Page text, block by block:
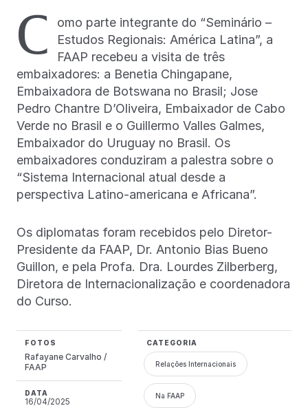
C
omo parte integrante do “Seminário –
Estudos Regionais: América Latina”, a
FAAP recebeu a visita de três
embaixadores: a Benetia Chingapane,
Embaixadora de Botswana no Brasil; Jose
Pedro Chantre D’Oliveira, Embaixador de Cabo
Verde no Brasil e o Guillermo Valles Galmes,
Embaixador do Uruguay no Brasil. Os
embaixadores conduziram a palestra sobre o
“Sistema Internacional atual desde a
perspectiva Latino-americana e Africana”.
Os diplomatas foram recebidos pelo Diretor-
Presidente da FAAP, Dr. Antonio Bias Bueno
Guillon, e pela Profa. Dra. Lourdes Zilberberg,
Diretora de Internacionalização e coordenadora
do Curso.
FOTOS
Rafayane Carvalho /
FAAP
DATA
16/04/2025
CATEGORIA
Relações Internacionais
Na FAAP